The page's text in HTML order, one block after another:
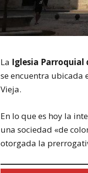
La Iglesia Parroquial
se encuentra ubicada
Vieja.
En lo que es hoy la
una sociedad «de
otorgada la